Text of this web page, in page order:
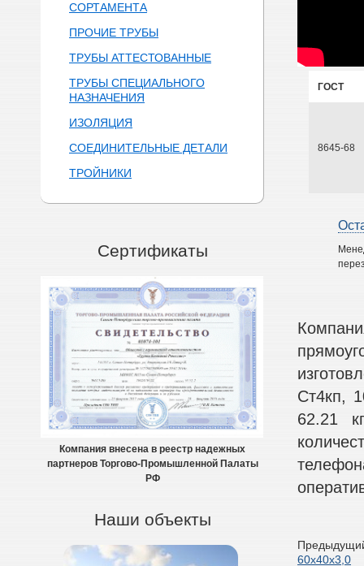
СОРТАМЕНТА
ПРОЧИЕ ТРУБЫ
ТРУБЫ АТТЕСТОВАННЫЕ
ТРУБЫ СПЕЦИАЛЬНОГО
НАЗНАЧЕНИЯ
ИЗОЛЯЦИЯ
СОЕДИНИТЕЛЬНЫЕ ДЕТАЛИ
ТРОЙНИКИ
Сертификаты
Компания внесена в реестр надежных
партнеров Торгово-Промышленной Палаты
РФ
Наши объекты
ГОСТ
8645-68
Ст4кп,
62.21
60х40х3,0